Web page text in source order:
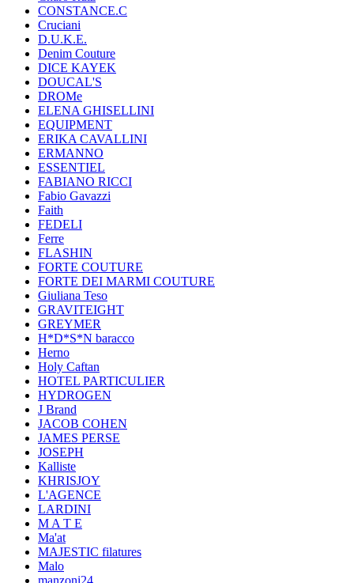
CONSTANCE.C
Cruciani
D.U.K.E.
Denim Couture
DICE KAYEK
DOUCAL'S
DROMe
ELENA GHISELLINI
EQUIPMENT
ERIKA CAVALLINI
ERMANNO
ESSENTIEL
FABIANO RICCI
Fabio Gavazzi
Faith
FEDELI
Ferre
FLASHIN
FORTE COUTURE
FORTE DEI MARMI COUTURE
Giuliana Teso
GRAVITEIGHT
GREYMER
H*D*S*N baracco
Herno
Holy Caftan
HOTEL PARTICULIER
HYDROGEN
J Brand
JACOB COHEN
JAMES PERSE
JOSEPH
Kalliste
KHRISJOY
L'AGENCE
LARDINI
M A T E
Ma'at
MAJESTIC filatures
Malo
manzoni24